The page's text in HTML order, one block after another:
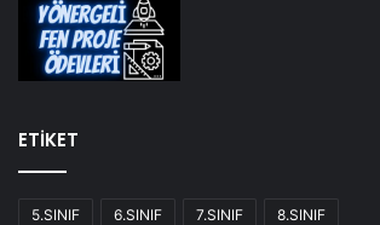
ETİKET
5.SINIF 6.SINIF 7.SINIF 8.SINIF